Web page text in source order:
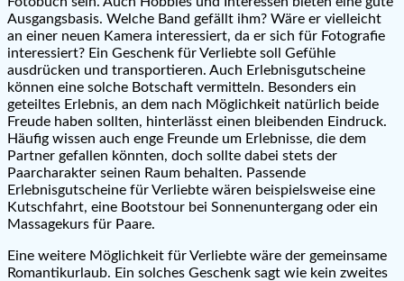
Ausgangsbasis. Welche Band gefällt ihm? Wäre er vielleicht
an einer neuen Kamera interessiert, da er sich für Fotografie
interessiert? Ein Geschenk für Verliebte soll Gefühle
ausdrücken und transportieren. Auch Erlebnisgutscheine
können eine solche Botschaft vermitteln. Besonders ein
geteiltes Erlebnis, an dem nach Möglichkeit natürlich beide
Freude haben sollten, hinterlässt einen bleibenden Eindruck.
Häufig wissen auch enge Freunde um Erlebnisse, die dem
Partner gefallen könnten, doch sollte dabei stets der
Paarcharakter seinen Raum behalten. Passende
Erlebnisgutscheine für Verliebte wären beispielsweise eine
Kutschfahrt, eine Bootstour bei Sonnenuntergang oder ein
Massagekurs für Paare.
Eine weitere Möglichkeit für Verliebte wäre der gemeinsame
Romantikurlaub. Ein solches Geschenk sagt wie kein zweites